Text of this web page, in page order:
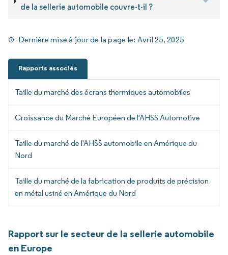
de la sellerie automobile couvre-t-il ?
Dernière mise à jour de la page le: Avril 25, 2025
Rapports associés
Taille du marché des écrans thermiques automobiles
Croissance du Marché Européen de l'AHSS Automotive
Taille du marché de l'AHSS automobile en Amérique du
Nord
Taille du marché de la fabrication de produits de précision
en métal usiné en Amérique du Nord
Rapport sur le secteur de la sellerie automobile
en Europe